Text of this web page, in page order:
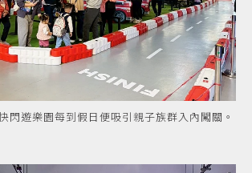
閃遊樂園每到假日便吸引親子族群入內闖關。